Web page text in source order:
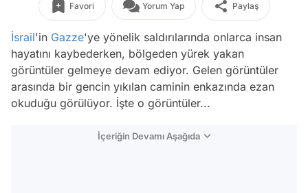
Favori Yorum Yap Paylaş
İsrail'in Gazze'ye yönelik saldırılarında onlarca insan
hayatını kaybederken, bölgeden yürek yakan
görüntüler gelmeye devam ediyor. Gelen görüntüler
arasında bir gencin yıkılan caminin enkazında ezan
okuduğu görülüyor. İşte o görüntüler...
İçeriğin Devamı Aşağıda